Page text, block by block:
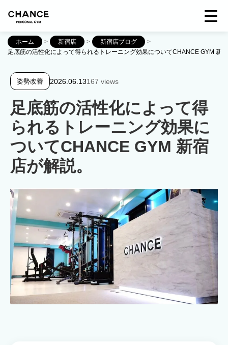
ホーム > 新宿店 > 新宿店ブログ
>
足底筋の活性化によって得られるトレーニング効果についてCHANCE GYM 新
姿勢改善 2026.06.13167 views
足底筋の活性化によって得
られるトレーニング効果に
ついてCHANCE GYM 新宿
店が解説。